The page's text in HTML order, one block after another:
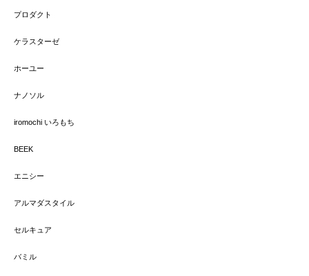
プロダクト
ケラスターゼ
ホーユー
ナノソル
iromochi いろもち
BEEK
エニシー
アルマダスタイル
セルキュア
バミル